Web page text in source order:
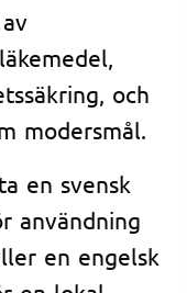
och
modersmål.
en svensk
användning
en engelsk